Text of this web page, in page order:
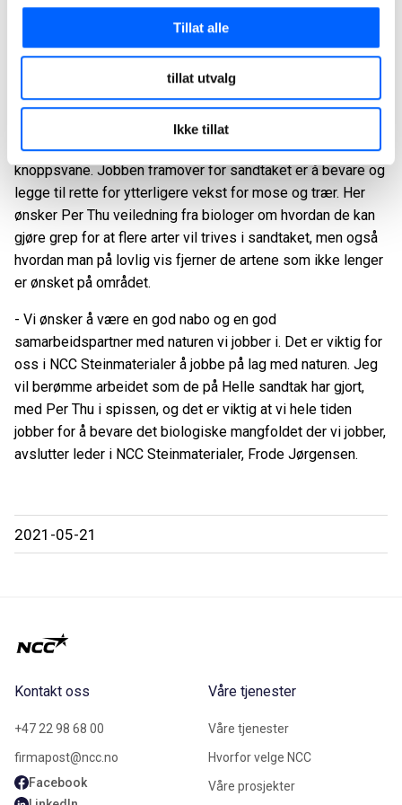
Tillat alle
tillat utvalg
Ikke tillat
ser fram til et par tjeldunger på området. Det har også blitt
observert en hubro på området, i tillegg til at tre svaner
Selv om området rundt Helle sandtak i stor grad består av
sand- og grusdekke, ble det gjort gode funn av både mose
og trær, i tillegg til en del kjøttmeis, gråspett og
knoppsvane. Jobben framover for sandtaket er å bevare og
legge til rette for ytterligere vekst for mose og trær. Her
ønsker Per Thu veiledning fra biologer om hvordan de kan
gjøre grep for at flere arter vil trives i sandtaket, men også
hvordan man på lovlig vis fjerner de artene som ikke lenger
er ønsket på området.
- Vi ønsker å være en god nabo og en god
samarbeidspartner med naturen vi jobber i. Det er viktig for
oss i NCC Steinmaterialer å jobbe på lag med naturen. Jeg
vil berømme arbeidet som de på Helle sandtak har gjort,
med Per Thu i spissen, og det er viktig at vi hele tiden
jobber for å bevare det biologiske mangfoldet der vi jobber,
avslutter leder i NCC Steinmaterialer, Frode Jørgensen.
2021-05-21
Kontakt oss
+47 22 98 68 00
firmapost@ncc.no
Facebook
Våre tjenester
Våre tjenester
Hvorfor velge NCC
Våre prosjekter